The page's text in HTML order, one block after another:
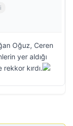
Oğuz, Ceren
yer aldığı
kırdı.